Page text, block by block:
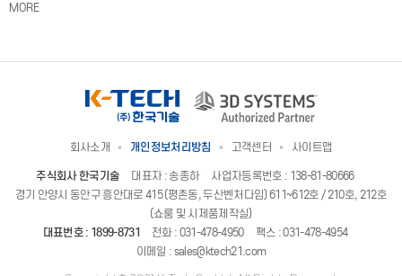
MORE
회사소개 개인정보처리방침 고객센터 사이트맵
주식회사 한국기술 대표자 : 송종하
사업자등록번호 : 138-81-80666
경기 안양시 동안구 흥안대로 415 (평촌동, 두산벤처다임) 611~612호 / 210호, 212호
(쇼룸 및 시제품제작실)
대표번호 : 1899-8731 전화 : 031-478-4950
팩스 : 031-478-4954
이메일 : sales@ktech21.com